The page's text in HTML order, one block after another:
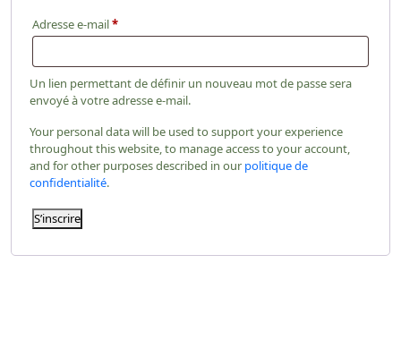
Adresse e-mail*
Un lien permettant de définir un nouveau mot de passe sera
envoyé à votre adresse e-mail.
Your personal data will be used to support your experience
throughout this website, to manage access to your account,
and for other purposes described in our politique de
confidentialité.
S’inscrire